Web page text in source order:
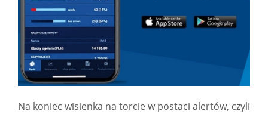
Na koniec wisienka na torcie w postaci alertów, czyli